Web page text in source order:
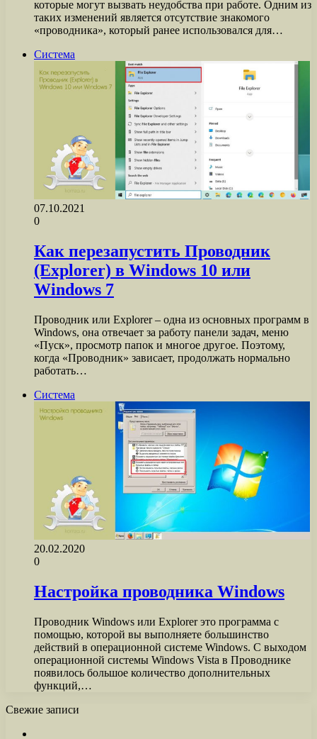
которые могут вызвать неудобства при работе. Одним из
таких изменений является отсутствие знакомого
«проводника», который ранее использовался для…
Система
07.10.2021
0
Как перезапустить Проводник
(Explorer) в Windows 10 или
Windows 7
Проводник или Explorer – одна из основных программ в
Windows, она отвечает за работу панели задач, меню
«Пуск», просмотр папок и многое другое. Поэтому,
когда «Проводник» зависает, продолжать нормально
работать…
Система
20.02.2020
0
Настройка проводника Windows
Проводник Windows или Explorer это программа с
помощью, которой вы выполняете большинство
действий в операционной системе Windows. С выходом
операционной системы Windows Vista в Проводнике
появилось большое количество дополнительных
функций,…
Свежие записи